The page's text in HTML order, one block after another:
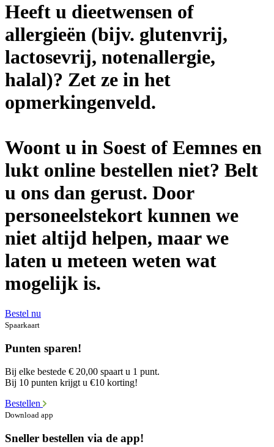
Heeft u dieetwensen of
allergieën (bijv. glutenvrij,
lactosevrij, notenallergie,
halal)? Zet ze in het
opmerkingenveld.
Woont u in Soest of Eemnes en
lukt online bestellen niet? Belt
u ons dan gerust. Door
personeelstekort kunnen we
niet altijd helpen, maar we
laten u meteen weten wat
mogelijk is.
Bestel nu
Spaarkaart
Punten sparen!
Bij elke bestede € 20,00 spaart u 1 punt.
Bij 10 punten krijgt u €10 korting!
Bestellen
Download app
Sneller bestellen via de app!